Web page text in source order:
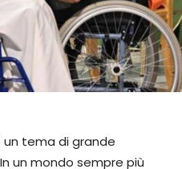
un tema di grande
un mondo sempre più